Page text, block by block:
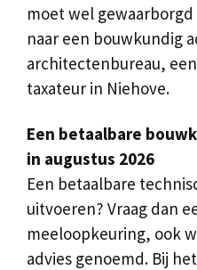
moet wel
naar een bouwkundig
architectenbureau,
taxateur in Niehove.
Een betaalbare
in augustus 2026
Een betaalbare
uitvoeren? Vraag dan
meeloopkeuring, ook
advies genoemd. Bij